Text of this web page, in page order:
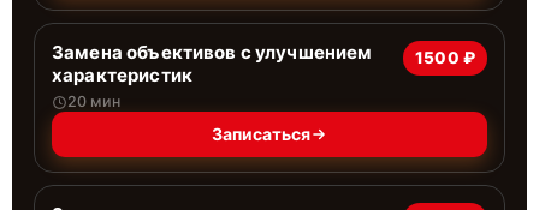
Замена объективов с улучшением
характеристик
20 мин
1500 ₽
Записаться